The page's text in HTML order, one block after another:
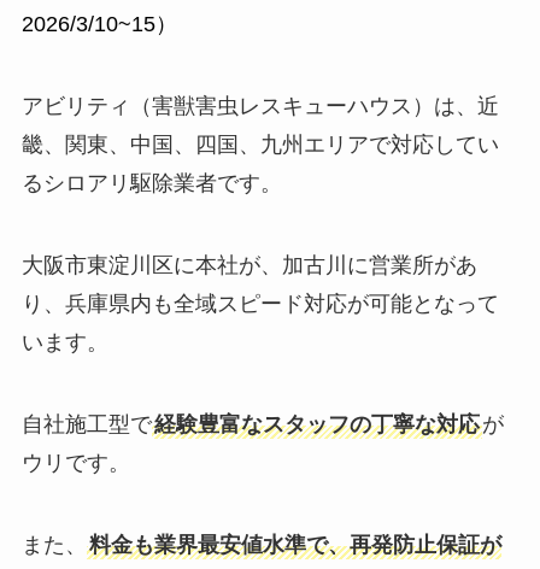
2026/3/10~15）
アビリティ（害獣害虫レスキューハウス）は、近
畿、関東、中国、四国、九州エリアで対応してい
るシロアリ駆除業者です。
大阪市東淀川区に本社が、加古川に営業所があ
り、兵庫県内も全域スピード対応が可能となって
います。
自社施工型で経験豊富なスタッフの丁寧な対応が
ウリです。
また、 料金も業界最安値水準で、再発防止保証が